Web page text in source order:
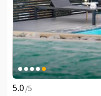
/5